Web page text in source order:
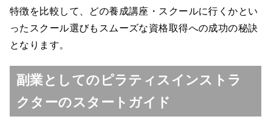
特徴を比較して、どの養成講座・スクールに行くかとい
ったスクール選びもスムーズな資格取得への成功の秘訣
となります。
副業としてのピラティスインストラ
クターのスタートガイド